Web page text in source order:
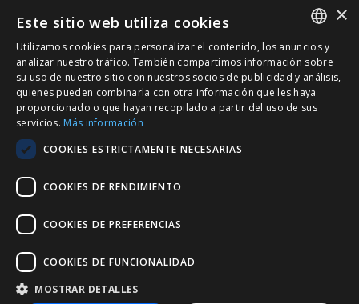
Central
08290 Cerdanyola Vallès
Barcelona (Spain)
Barcelona (I+D)
C/ Josep Estivill, 11-13
(Spain)
Madrid
C/ Méndez Álvaro 20, oficina 440
28045 Madrid
(Spain)
SPANISH
CATALÀ
ENGLISH
×
Este sitio web utiliza cookies
Utilizamos cookies para personalizar el contenido, los anuncios y
analizar nuestro tráfico. También compartimos información sobre
su uso de nuestro sitio con nuestros socios de publicidad y análisis,
quienes pueden combinarla con otra información que les haya
proporcionado o que hayan recopilado a partir del uso de sus
servicios. Más información
COOKIES ESTRICTAMENTE NECESARIAS
COOKIES DE RENDIMIENTO
COOKIES DE PREFERENCIAS
COOKIES DE FUNCIONALIDAD
MOSTRAR DETALLES